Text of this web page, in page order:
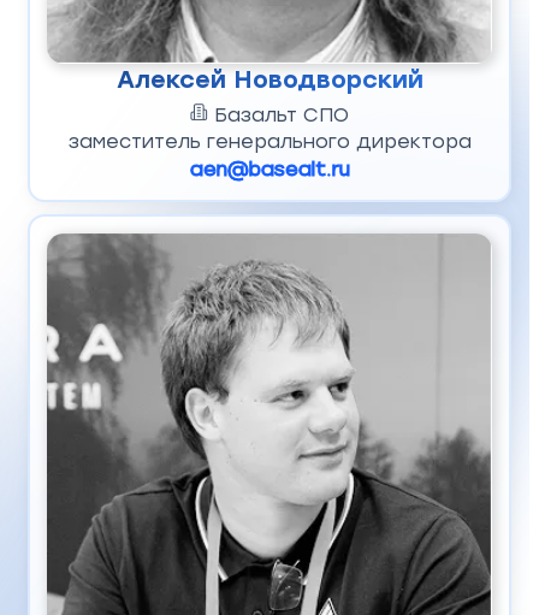
Алексей Новодворский
Базальт СПО
заместитель генерального директора
aen@basealt.ru